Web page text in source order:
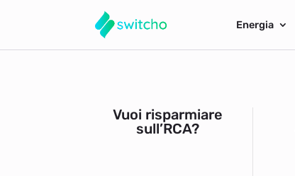
Energia
Vuoi risparmiare
sull’RCA?